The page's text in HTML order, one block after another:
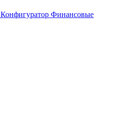
Конфигуратор Финансовые